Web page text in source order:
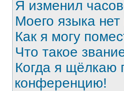
Я изменил
Моего языка нет
Как я могу
Что такое
Когда я щёлкаю
конференцию!